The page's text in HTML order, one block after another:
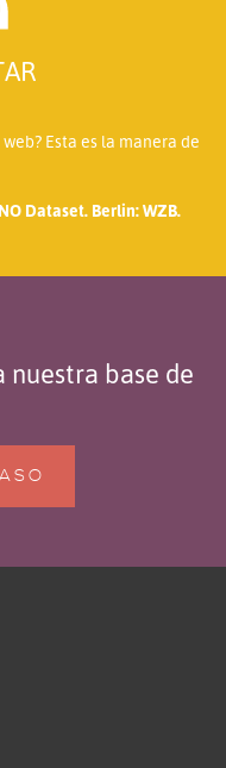
Esta es la manera de
Dataset. Berlin: WZB.
base de